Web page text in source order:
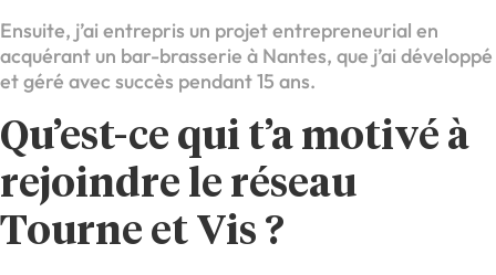
Ensuite, j’ai entrepris un projet entrepreneurial en
acquérant un bar-brasserie à Nantes, que j’ai développé
et géré avec succès pendant 15 ans.
Qu’est-ce qui t’a motivé à
rejoindre le réseau
Tourne et Vis ?